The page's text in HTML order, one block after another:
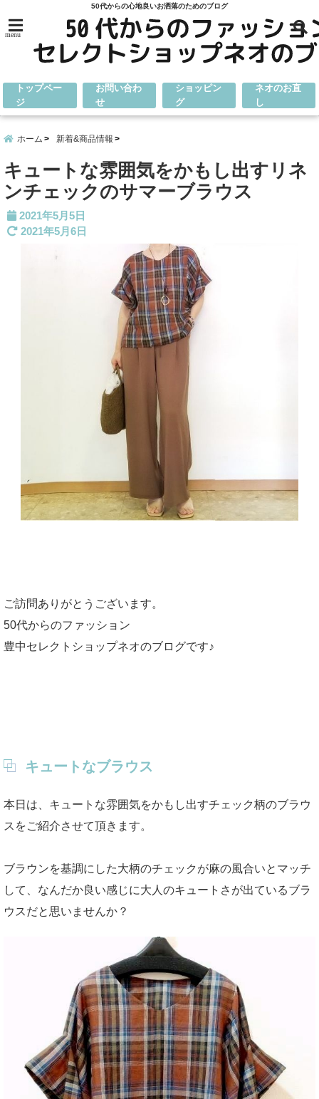
50代からの心地良いお洒落のためのブログ
menu
トップペー
ジ
お問い合わ
せ
ショッピン
グ
ネオのお直
し
ホーム 新着&商品情報
キュートな雰囲気をかもし出すリネ
ンチェックのサマーブラウス
2021年5月5日
2021年5月6日
ご訪問ありがとうございます。
50代からのファッション
豊中セレクトショップネオのブログです♪
キュートなブラウス
本日は、キュートな雰囲気をかもし出すチェック柄のブラウ
スをご紹介させて頂きます。
ブラウンを基調にした大柄のチェックが麻の風合いとマッチ
して、なんだか良い感じに大人のキュートさが出ているブラ
ウスだと思いませんか？